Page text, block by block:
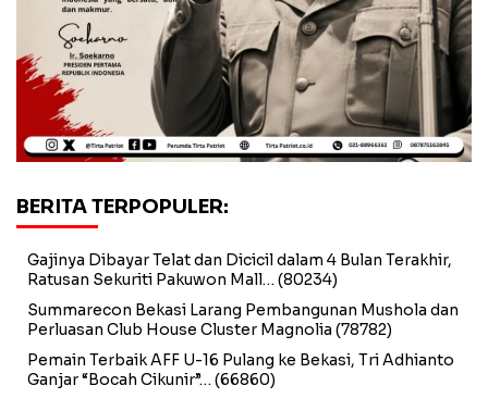
BERITA TERPOPULER:
Gajinya Dibayar Telat dan Dicicil dalam 4 Bulan Terakhir,
Ratusan Sekuriti Pakuwon Mall… (80234)
Summarecon Bekasi Larang Pembangunan Mushola dan
Perluasan Club House Cluster Magnolia (78782)
Pemain Terbaik AFF U-16 Pulang ke Bekasi, Tri Adhianto
Ganjar “Bocah Cikunir”… (66860)